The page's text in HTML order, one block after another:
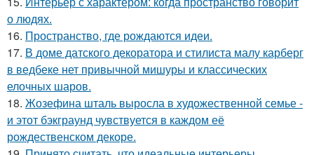
о людях.
16. Пространство, где рождаются идеи.
17. В доме датского декоратора и стилиста малу карберг
в ведбеке нет привычной мишуры и классических
елочных шаров.
18. Жозефина шталь выросла в художественной семье -
и этот бэкграунд чувствуется в каждом её
рождественском декоре.